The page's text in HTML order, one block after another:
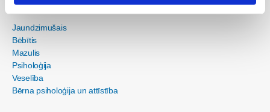
Mans bērns
Jaundzimušais
Bēbītis
Mazulis
Psiholoģija
Veselība
Bērna psiholoģija un attīstība